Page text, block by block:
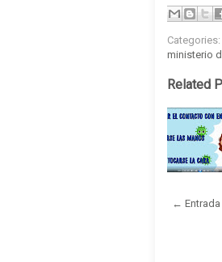
Categories:
ministerio
Related
←